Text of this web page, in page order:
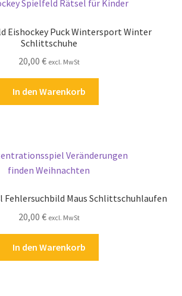
Eishockey Puck Wintersport Winter
Schlittschuhe
20,00 € excl. MwSt
In den Warenkorb
Fehlersuchbild Maus Schlittschuhlaufen
20,00 € excl. MwSt
In den Warenkorb